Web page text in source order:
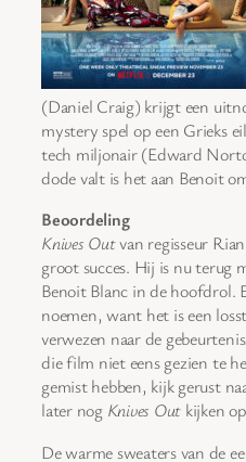
(Daniel Craig) krijgt een
mystery spel op een Grieks
tech miljonair (Edward
dode valt is het aan Benoit
Beoordeling
Knives Outvan regisseur
groot succes. Hij is nu terug
Benoit Blanc in de hoofdrol.
noemen, want het is een
verwezen naar de
die film niet eens gezien te
gemist hebben, kijk gerust
later nog Knives Out kijken
De warme sweaters van de